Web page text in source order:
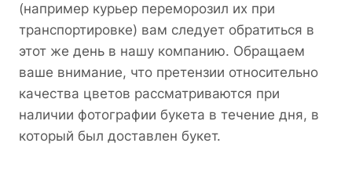
(например курьер переморозил их при
транспортировке) вам следует обратиться в
этот же день в нашу компанию. Обращаем
ваше внимание, что претензии относительно
качества цветов рассматриваются при
наличии фотографии букета в течение дня, в
который был доставлен букет.